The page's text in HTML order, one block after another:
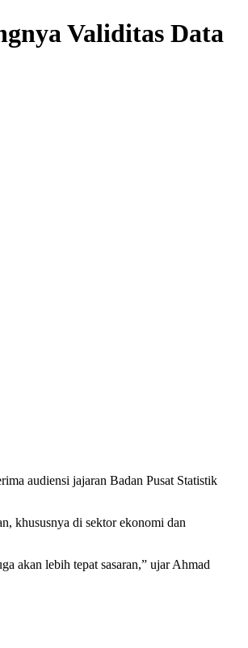
Validitas Data
audiensi jajaran Badan Pusat Statistik
khususnya di sektor ekonomi dan
akan lebih tepat sasaran,” ujar Ahmad